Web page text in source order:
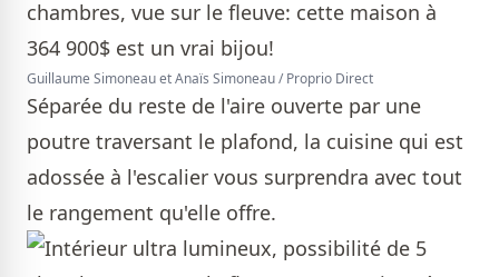
Guillaume Simoneau et Anaïs Simoneau / Proprio Direct
Séparée du reste de l'aire ouverte par une
poutre traversant le plafond, la cuisine qui est
adossée à l'escalier vous surprendra avec tout
le rangement qu'elle offre.